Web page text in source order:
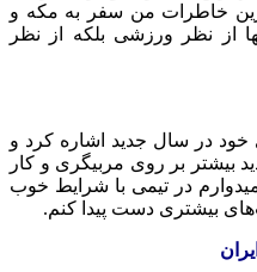
خاطرات من سفر به مکه و
از نظر ورزشی بلکه از نظر
خود در سال جدید اشاره کرد و
بیشتر بر روی مربیگری و کار
در تیمی با شرایط خوب
بیشتری دست پیدا کنم.